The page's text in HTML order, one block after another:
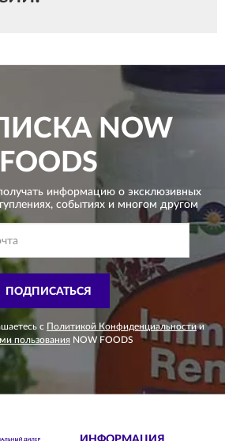
NOW
FOODS
информацию о эксклюзивных
событиях и многом другом
ПОДПИСАТЬСЯ
с Политикой Конфиденциальности и
пользования NOW FOODS